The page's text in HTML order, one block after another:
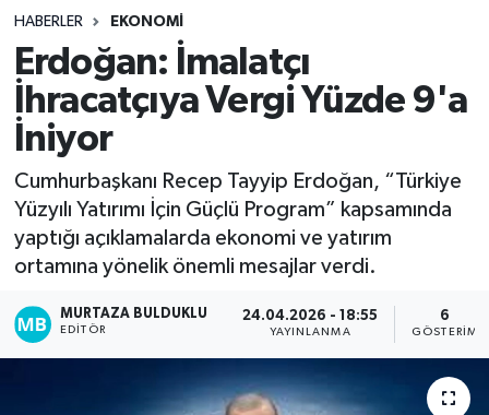
HABERLER EKONOMI
Erdoğan: İmalatçı
İhracatçıya Vergi Yüzde 9'a
İniyor
Cumhurbaşkanı Recep Tayyip Erdoğan, “Türkiye
Yüzyılı Yatırımı İçin Güçlü Program” kapsamında
yaptığı açıklamalarda ekonomi ve yatırım
ortamına yönelik önemli mesajlar verdi.
MURTAZA BULDUKLU
EDITÖR
24.04.2026 - 18:55
YAYINLANMA
6
GÖSTERIM
Eğitim
Siyaset
Ekonomi
Kadın
Magazin
Yaşam
Tüm Manşetler
Son Dakika Haberleri
Haber Arşivi